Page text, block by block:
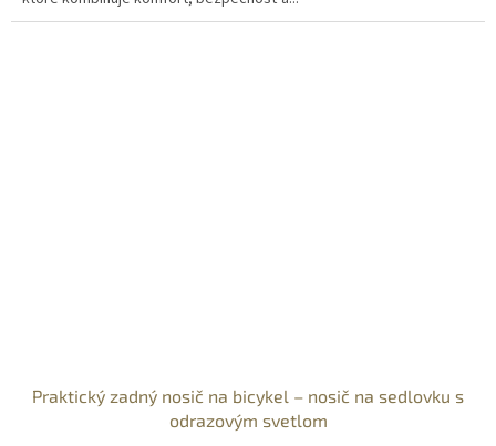
Praktický zadný nosič na bicykel – nosič na sedlovku s
odrazovým svetlom